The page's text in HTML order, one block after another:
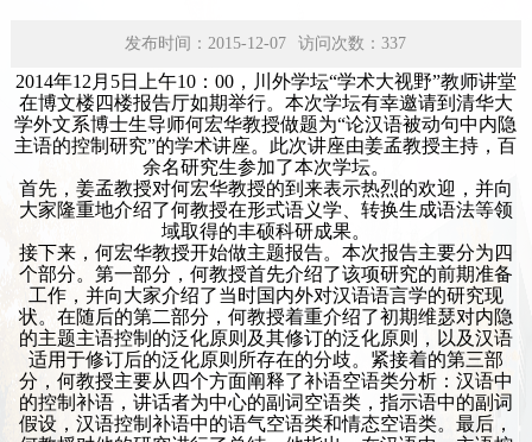
发布时间：2015-12-07 访问次数：337
2014年12月5日上午10：00，川外学坛“学术大视野”教师讲堂
在博文楼四楼报告厅如期举行。本次学坛有幸邀请到清华大
学外文系博士生导师何宏华教授做题为“论汉语被动句中内隐
主语的控制研究”的学术讲座。此次讲座由姜孟教授主持，百
余名研究生参加了本次学坛。
首先，姜孟教授对何宏华教授的到来表示热烈的欢迎，并向
大家隆重地介绍了何教授在形式语义学、转换生成语法等领
域取得的丰硕科研成果。
接下来，何宏华教授开始做主题报告。本次报告主要分为四
个部分。第一部分，何教授首先介绍了该项研究的前期准备
工作，并向大家介绍了当时国内外对汉语语言学的研究现
状。在随后的第二部分，何教授着重介绍了初期维瑟对内隐
的主题主语控制的泛化原则及其修订的泛化原则，以及汉语
适用于修订后的泛化原则所存在的分歧。紧接着的第三部
分，何教授主要从四个方面阐释了补语空语类分析：汉语中
的控制补语，讲话者为中心的副词空语类，指示语中的副词
假设，汉语控制补语中的语气空语类和情态空语类。最后，